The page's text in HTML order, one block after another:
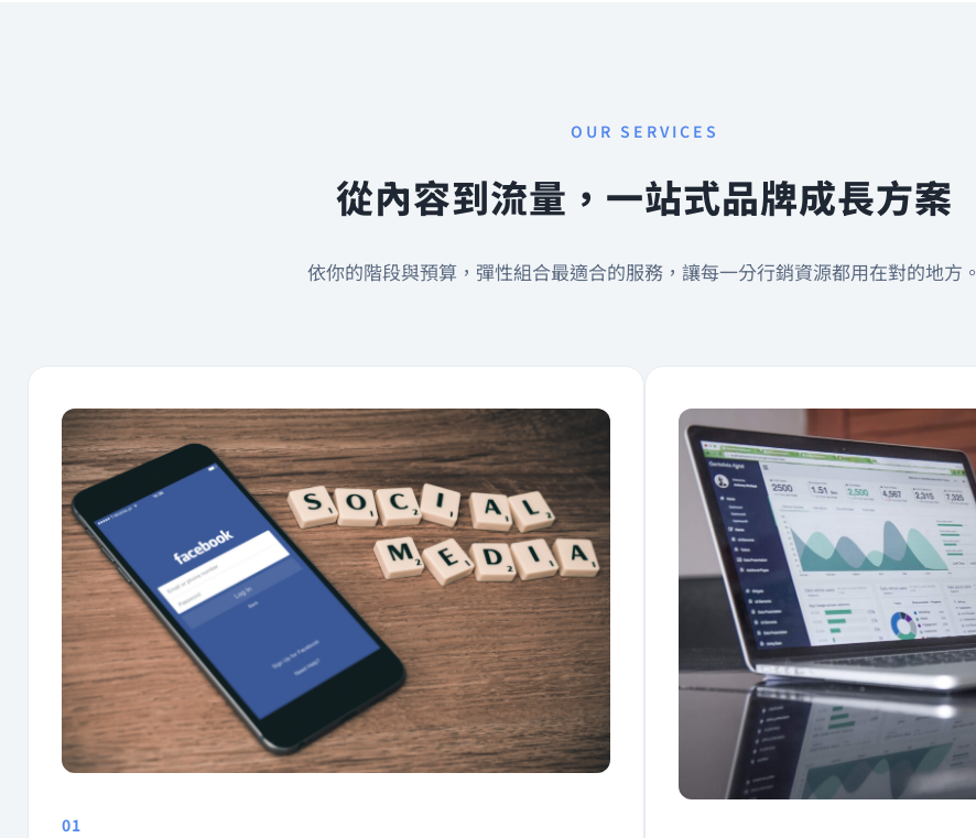
OUR SERVICES
從內容到流量，一站式品牌成長方案
依你的階段與預算，彈性組合最適合的服務，讓每一分行銷資源都用在對的地方。
01